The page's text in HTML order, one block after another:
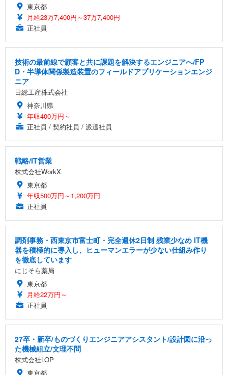
東京都
月給23万7,400円～37万7,400円
正社員
技術の最前線で顧客と共に課題を解決するエンジニアへ/FP
D・半導体関係製造装置のフィールドアプリケーションエンジ
ニア
日総工産株式会社
神奈川県
年収400万円～
正社員 / 契約社員 / 派遣社員
戦略/IT営業
株式会社WorkX
東京都
年収500万円～1,200万円
正社員
調剤事務・西東京市富士町・完全週休2日制 残業少なめ IT機
器を積極的に導入し、ヒューマンエラーが少ない仕組み作り
を徹底しています
にじそら薬局
東京都
月給22万円～
正社員
27卒・新卒/ものづくりエンジニアアシスタント/設計図に沿っ
た機械組立/文理不問
株式会社LOP
東京都